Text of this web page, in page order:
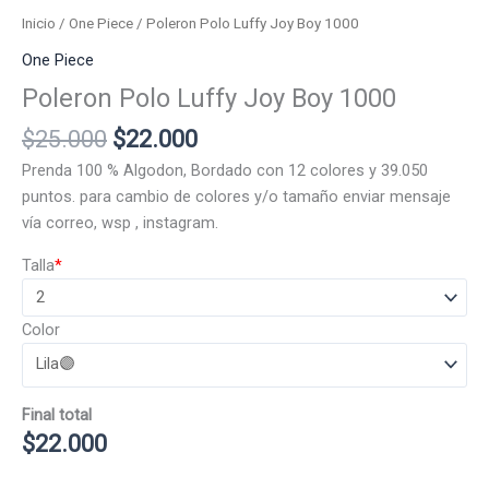
Inicio / One Piece / Poleron Polo Luffy Joy Boy 1000
One Piece
Poleron Polo Luffy Joy Boy 1000
$25.000 El
precio
original
era:
$22.000El
precio
actual
es:
Prenda 100 % Algodon, Bordado con 12 colores y 39.050
puntos. para cambio de colores y/o tamaño enviar mensaje
vía correo, wsp , instagram.
*
Talla
Color
Final total
$22.000